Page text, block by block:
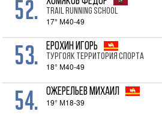
52. Trail Running School
17° М40-49
53. ЕРОХИН Игорь
Тургояк Территория Спорта
18° М40-49
54. ОЖЕРЕЛЬЕВ Михаил
19° М18-39